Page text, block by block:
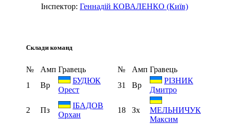
Інспектор: Геннадій КОВАЛЕНКО (Київ)
Склади команд
№ Амп Гравець № Амп Гравець
1
Вр
БУДЮК
Орест
31 Вр
РІЗНИК
Дмитро
2 Пз
ІБАДОВ
Орхан
18 Зх
МЕЛЬНИЧУК
Максим